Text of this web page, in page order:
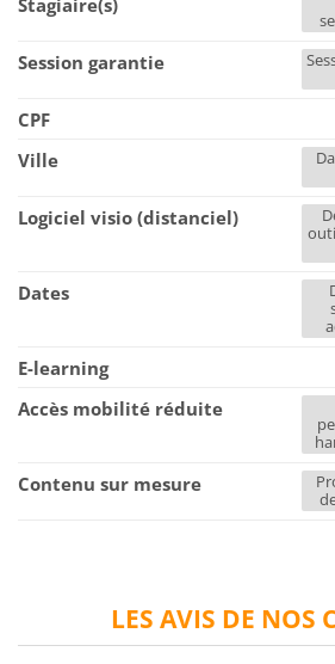
LES AVIS DE NOS
Stagiaire(s)
Session garantie
CPF
Ville
Logiciel visio (distanciel)
Dates
E-learning
Accès mobilité réduite
Contenu sur mesure